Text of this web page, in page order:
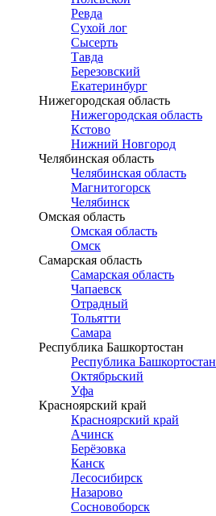
Ревда
Сухой лог
Сысерть
Тавда
Березовский
Екатеринбург
Нижегородская область
Нижегородская область
Кстово
Нижний Новгород
Челябинская область
Челябинская область
Магнитогорск
Челябинск
Омская область
Омская область
Омск
Самарская область
Самарская область
Чапаевск
Отрадный
Тольятти
Самара
Республика Башкортостан
Республика Башкортостан
Октябрьский
Уфа
Красноярский край
Красноярский край
Ачинск
Берёзовка
Канск
Лесосибирск
Назарово
Сосновоборск